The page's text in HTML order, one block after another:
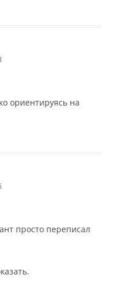
ориентируясь на
просто переписал